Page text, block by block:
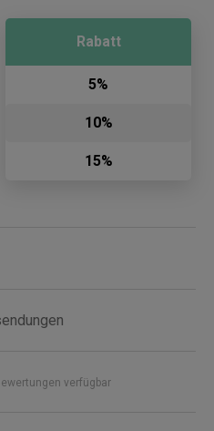
Rabatt
5%
10%
15%
verfügbar